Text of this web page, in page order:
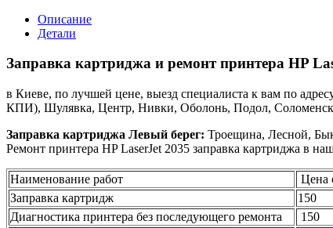
Описание
Детали
Заправка картриджа и ремонт принтера HP
в Киеве, по лучшей цене, выезд специалиста к вам по
КПИ), Шулявка, Центр, Нивки, Оболонь, Подол,
Заправка картриджа Левый берег: Троещина, Лесной,
Ремонт принтера HP LaserJet 2035 заправка картриджа в
Наименование работ
Цена
Заправка картридж
150
Диагностика принтера без последующего ремонта
150